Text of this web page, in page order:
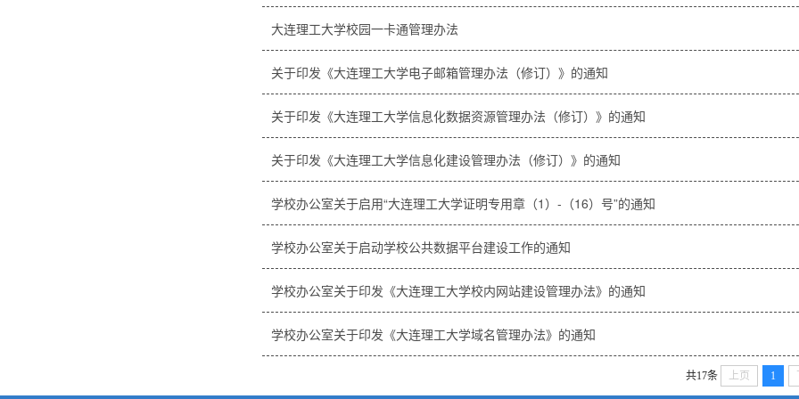
大连理工大学校园一卡通管理办法
关于印发《大连理工大学电子邮箱管理办法（修订）》的通知
关于印发《大连理工大学信息化数据资源管理办法（修订）》的通知
关于印发《大连理工大学信息化建设管理办法（修订）》的通知
学校办公室关于启用“大连理工大学证明专用章（1）-（16）号”的通知
学校办公室关于启动学校公共数据平台建设工作的通知
学校办公室关于印发《大连理工大学校内网站建设管理办法》的通知
学校办公室关于印发《大连理工大学域名管理办法》的通知
共17条 上页 1